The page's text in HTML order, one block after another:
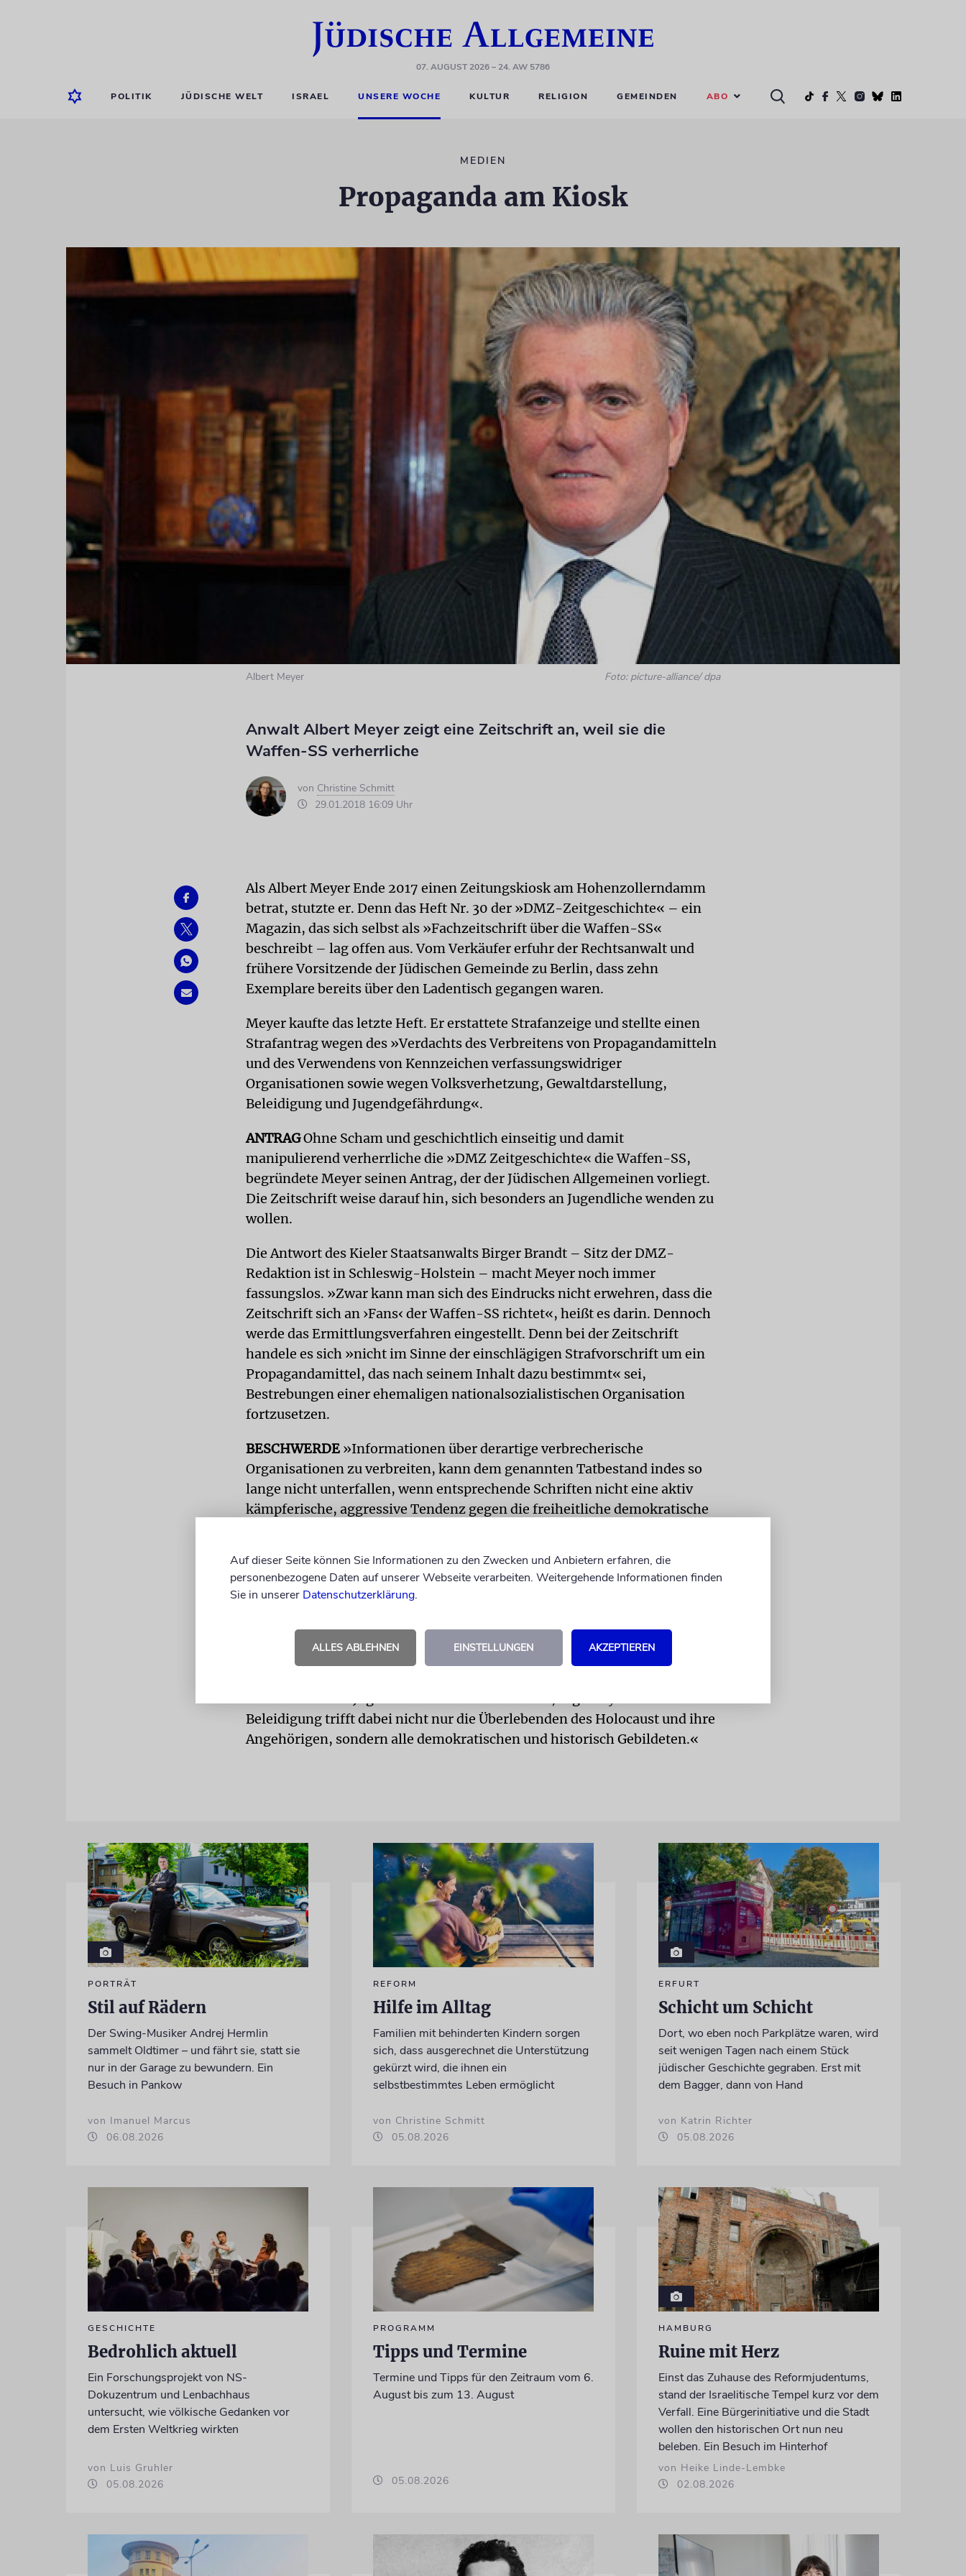
07. AUGUST 2026– 24. AW 5786
POLITIK JÜDISCHE WELT ISRAEL UNSERE WOCHE KULTUR RELIGION GEMEINDEN ABO
MEDIEN
Propaganda am Kiosk
Albert Meyer Foto: picture-alliance/ dpa
Anwalt Albert Meyer zeigt eine Zeitschrift an, weil sie die
Waffen-SS verherrliche
von Christine Schmitt
29.01.2018 16:09 Uhr
Als Albert Meyer Ende 2017 einen Zeitungskiosk am Hohenzollerndamm
betrat, stutzte er. Denn das Heft Nr. 30 der »DMZ-Zeitgeschichte« – ein
Magazin, das sich selbst als »Fachzeitschrift über die Waffen-SS«
beschreibt – lag offen aus. Vom Verkäufer erfuhr der Rechtsanwalt und
frühere Vorsitzende der Jüdischen Gemeinde zu Berlin, dass zehn
Exemplare bereits über den Ladentisch gegangen waren.
Meyer kaufte das letzte Heft. Er erstattete Strafanzeige und stellte einen
Strafantrag wegen des »Verdachts des Verbreitens von Propagandamitteln
und des Verwendens von Kennzeichen verfassungswidriger
Organisationen sowie wegen Volksverhetzung, Gewaltdarstellung,
Beleidigung und Jugendgefährdung«.
ANTRAGOhne Scham und geschichtlich einseitig und damit
manipulierend verherrliche die »DMZ Zeitgeschichte« die Waffen-SS,
begründete Meyer seinen Antrag, der der Jüdischen Allgemeinen vorliegt.
Die Zeitschrift weise darauf hin, sich besonders an Jugendliche wenden zu
wollen.
Die Antwort des Kieler Staatsanwalts Birger Brandt – Sitz der DMZ-
Redaktion ist in Schleswig-Holstein – macht Meyer noch immer
fassungslos. »Zwar kann man sich des Eindrucks nicht erwehren, dass die
Zeitschrift sich an ›Fans‹ der Waffen-SS richtet«, heißt es darin. Dennoch
werde das Ermittlungsverfahren eingestellt. Denn bei der Zeitschrift
handele es sich »nicht im Sinne der einschlägigen Strafvorschrift um ein
Propagandamittel, das nach seinem Inhalt dazu bestimmt« sei,
Bestrebungen einer ehemaligen nationalsozialistischen Organisation
fortzusetzen.
BESCHWERDE »Informationen über derartige verbrecherische
Organisationen zu verbreiten, kann dem genannten Tatbestand indes so
lange nicht unterfallen, wenn entsprechende Schriften nicht eine aktiv
kämpferische, aggressive Tendenz gegen die freiheitliche demokratische
Bereits 2008 hatte die Bundesregierung alle Bibliotheken und
Fachinformationsstellen der Bundeswehr angewiesen, den Bezug der 1995
gründete der Verlag einen Ableger: die »DMZ Zeitgeschichte«.
Beleidigung trifft dabei nicht nur die Überlebenden des Holocaust und ihre
Angehörigen, sondern alle demokratischen und historisch Gebildeten.«
PORTRÄT
Stil auf Rädern
Der Swing-Musiker Andrej Hermlin
sammelt Oldtimer – und fährt sie, statt sie
nur in der Garage zu bewundern. Ein
Besuch in Pankow
von Imanuel Marcus
06.08.2026
REFORM
Hilfe im Alltag
Familien mit behinderten Kindern sorgen
sich, dass ausgerechnet die Unterstützung
gekürzt wird, die ihnen ein
selbstbestimmtes Leben ermöglicht
von Christine Schmitt
05.08.2026
ERFURT
Schicht um Schicht
Dort, wo eben noch Parkplätze waren, wird
seit wenigen Tagen nach einem Stück
jüdischer Geschichte gegraben. Erst mit
dem Bagger, dann von Hand
von Katrin Richter
05.08.2026
GESCHICHTE
Bedrohlich aktuell
Ein Forschungsprojekt von NS-
Dokuzentrum und Lenbachhaus
untersucht, wie völkische Gedanken vor
dem Ersten Weltkrieg wirkten
von Luis Gruhler
05.08.2026
PROGRAMM
Tipps und Termine
Termine und Tipps für den Zeitraum vom 6.
August bis zum 13. August
05.08.2026
HAMBURG
Ruine mit Herz
Einst das Zuhause des Reformjudentums,
stand der Israelitische Tempel kurz vor dem
Verfall. Eine Bürgerinitiative und die Stadt
wollen den historischen Ort nun neu
beleben. Ein Besuch im Hinterhof
von Heike Linde-Lembke
02.08.2026
Auf dieser Seite können Sie Informationen zu den Zwecken und Anbietern erfahren, die
personenbezogene Daten auf unserer Webseite verarbeiten. Weitergehende Informationen finden
Sie in unserer Datenschutzerklärung.
ALLES ABLEHNEN EINSTELLUNGEN AKZEPTIEREN